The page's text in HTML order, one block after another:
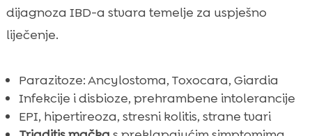
dijagnoza IBD-a stvara temelje za uspješno
liječenje.
Parazitoze: Ancylostoma, Toxocara, Giardia
Infekcije i disbioze, prehrambene intolerancije
EPI, hipertireoza, stresni kolitis, strane tvari